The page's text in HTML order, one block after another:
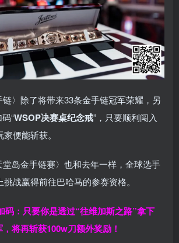
链〉除了将带来33条金手链冠军荣耀，另
“WSOP决赛桌纪念戒”，只要顺利闯入
便能斩获。
岛金手链赛〉也和去年一样，全球选手
战赢得前往巴哈马的参赛资格。
码：只要你是透过“往维加斯之路”拿下
将再斩获100w刀额外奖励！